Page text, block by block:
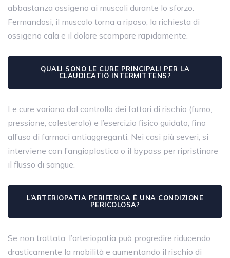
abbastanza ossigeno ai muscoli durante lo sforzo.
Fermandosi, il muscolo torna a riposo, la richiesta di
ossigeno cala e il dolore scompare rapidamente.
QUALI SONO LE CURE PRINCIPALI PER LA
CLAUDICATIO INTERMITTENS?
Le cure variano dal controllo dei fattori di rischio (fumo,
pressione, colesterolo) e l’esercizio fisico guidato, fino
all’uso di farmaci antiaggreganti. Nei casi più severi, si
interviene con l’angioplastica o il bypass per ripristinare
il flusso di sangue.
L’ARTERIOPATIA PERIFERICA È UNA CONDIZIONE
PERICOLOSA?
Se non trattata, l’arteriopatia può progredire riducendo
drasticamente la mobilità e aumentando il rischio di